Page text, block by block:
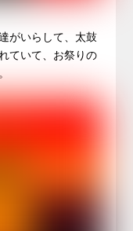
がいらして、太鼓
ていて、お祭りの